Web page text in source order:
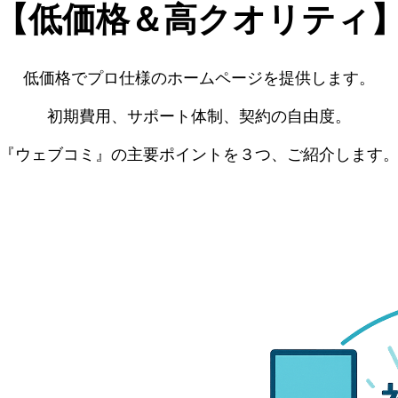
【低価格＆高クオリティ
低価格でプロ仕様のホームページを提供します。
初期費用、サポート体制、契約の自由度。
『ウェブコミ』の主要ポイントを３つ、ご紹介します。